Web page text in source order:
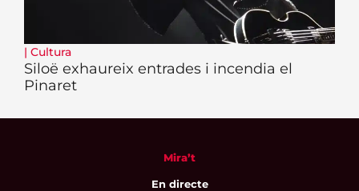
| Cultura
Siloë exhaureix entrades i incendia el
Pinaret
Mira’t
En directe